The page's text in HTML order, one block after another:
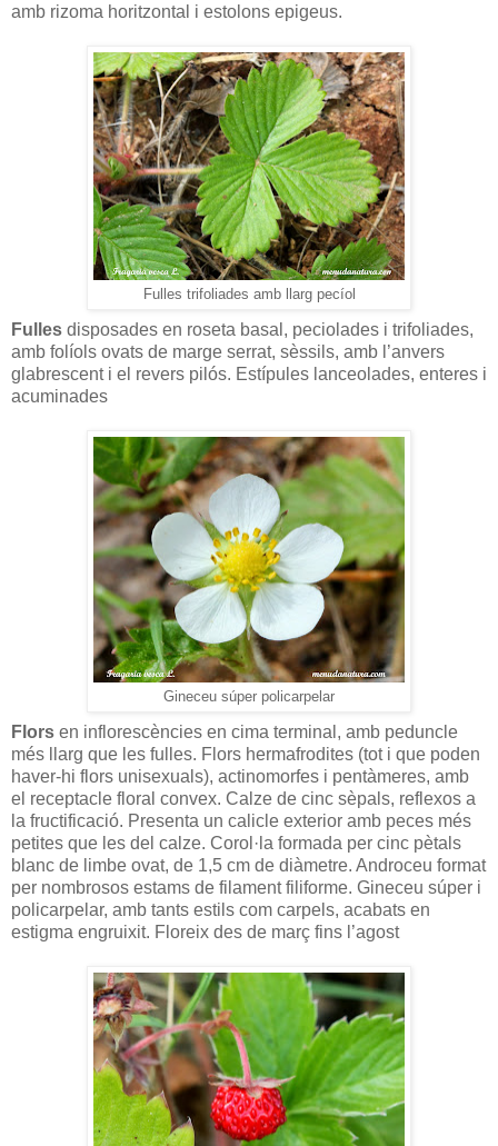
amb rizoma horitzontal i estolons epigeus.
Fulles trifoliades amb llarg pecíol
Fulles disposades en roseta basal, peciolades i trifoliades,
amb folíols ovats de marge serrat, sèssils, amb l’anvers
glabrescent i el revers pilós. Estípules lanceolades, enteres i
acuminades
Gineceu súper policarpelar
Flors en inflorescències en cima terminal, amb peduncle
més llarg que les fulles. Flors hermafrodites (tot i que poden
haver-hi flors unisexuals), actinomorfes i pentàmeres, amb
el receptacle floral convex. Calze de cinc sèpals, reflexos a
la fructificació. Presenta un calicle exterior amb peces més
petites que les del calze. Corol·la formada per cinc pètals
blanc de limbe ovat, de 1,5 cm de diàmetre. Androceu format
per nombrosos estams de filament filiforme. Gineceu súper i
policarpelar, amb tants estils com carpels, acabats en
estigma engruixit. Floreix des de març fins l’agost